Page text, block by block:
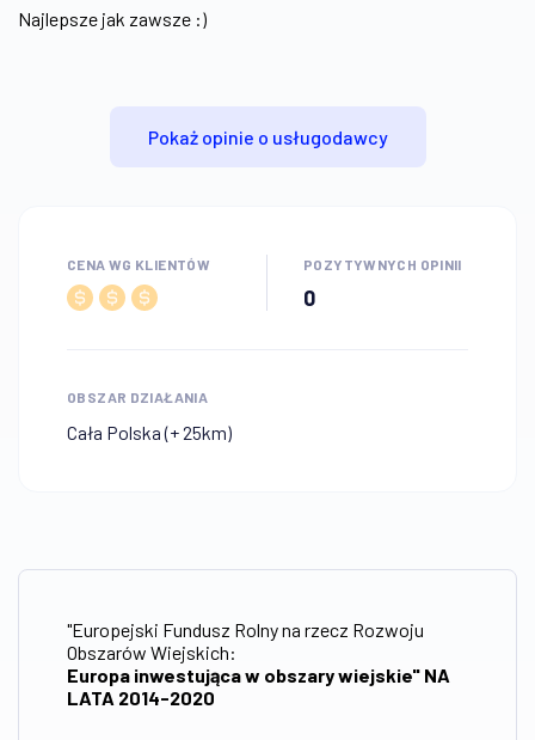
Najlepsze jak zawsze :)
Pokaż opinie o usługodawcy
CENA WG KLIENTÓW POZYTYWNYCH OPINII
0
OBSZAR DZIAŁANIA
Cała Polska (+ 25km)
"Europejski Fundusz Rolny na rzecz Rozwoju
Obszarów Wiejskich:
Europa inwestująca w obszary wiejskie" NA
LATA 2014-2020